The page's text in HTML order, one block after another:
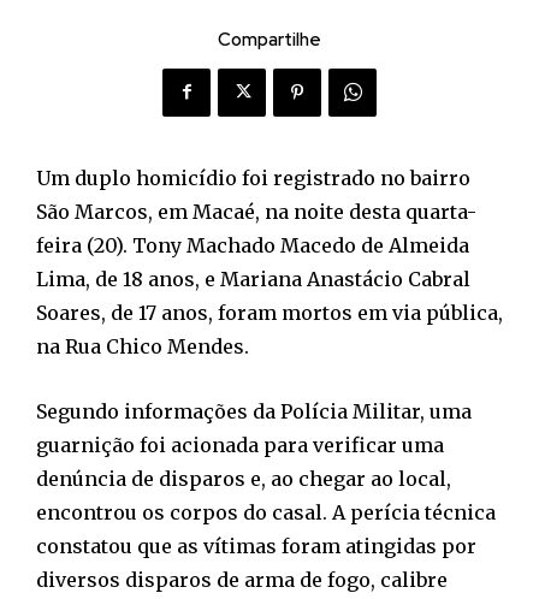
Compartilhe
Um duplo homicídio foi registrado no bairro
São Marcos, em Macaé, na noite desta quarta-
feira (20). Tony Machado Macedo de Almeida
Lima, de 18 anos, e Mariana Anastácio Cabral
Soares, de 17 anos, foram mortos em via pública,
na Rua Chico Mendes.
Segundo informações da Polícia Militar, uma
guarnição foi acionada para verificar uma
denúncia de disparos e, ao chegar ao local,
encontrou os corpos do casal. A perícia técnica
constatou que as vítimas foram atingidas por
diversos disparos de arma de fogo, calibre